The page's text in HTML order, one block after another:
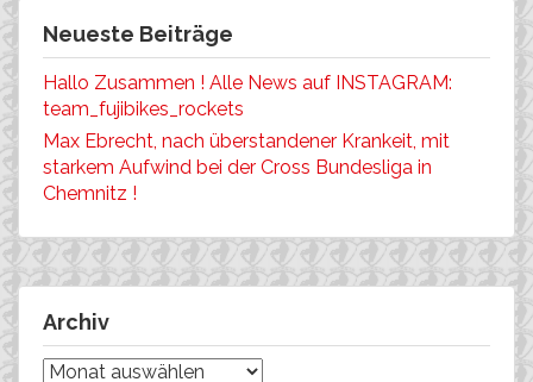
Neueste Beiträge
Hallo Zusammen ! Alle News auf INSTAGRAM:
team_fujibikes_rockets
Max Ebrecht, nach überstandener Krankeit, mit
starkem Aufwind bei der Cross Bundesliga in
Chemnitz !
Archiv
Archiv